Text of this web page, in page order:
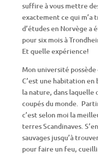
suffire à vous mettre
exactement ce qui m’a
d’études en Norvège a
pour six mois à
Et quelle expérience!
Mon université
C’est une habitation
la nature, dans laquelle
coupés du monde.
c’est selon moi la
terres Scandinaves.
sauvages jusqu’à
pour faire un feu,